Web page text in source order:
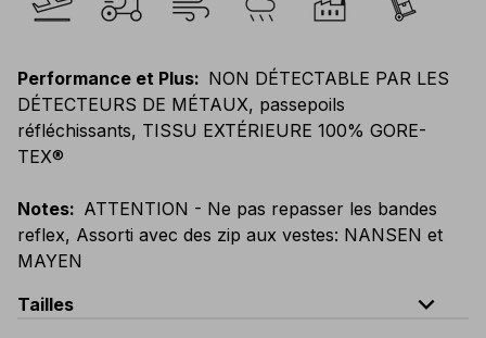
Performance et Plus: NON DÉTECTABLE PAR LES
DÉTECTEURS DE MÉTAUX, passepoils
réfléchissants, TISSU EXTÉRIEURE 100% GORE-
TEX®
Notes: ATTENTION - Ne pas repasser les bandes
reflex, Assorti avec des zip aux vestes: NANSEN et
MAYEN
Tailles
expand_less